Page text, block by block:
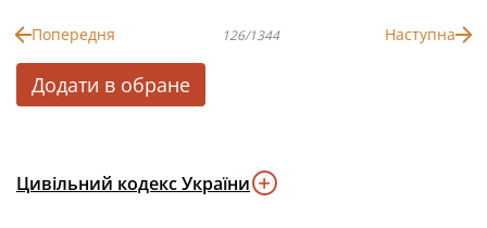
Попередня 126/1344 Наступна
Додати в обране
Цивільний кодекс України